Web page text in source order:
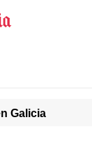
Galicia